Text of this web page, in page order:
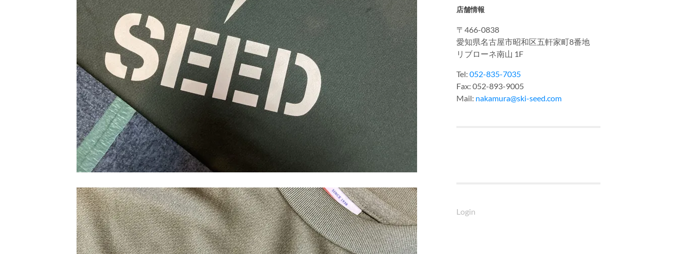
店舗情報
〒466-0838
愛知県名古屋市昭和区五軒家町8番地
リブローネ南山 1F
Tel: 052-835-7035
Fax: 052-893-9005
Mail: nakamura@ski-seed.com
Login